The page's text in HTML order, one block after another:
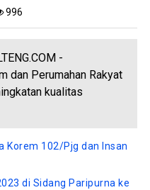
996
-
dan Perumahan Rakyat
kualitas
Korem 102/Pjg dan Insan
di Sidang Paripurna ke